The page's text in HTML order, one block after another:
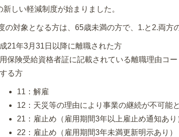
新しい軽減制度が始まりました。
の対象となる方は、65歳未満の方で、1.と2.両方
21年3月31日以降に離職された方
保険受給資格者証に記載されている離職理由コ
る方
11：解雇
12：天災等の理由により事業の継続が不可能
21：雇止め（雇用期間3年以上雇止め通知あり
22：雇止め（雇用期間3年未満更新明示あり）